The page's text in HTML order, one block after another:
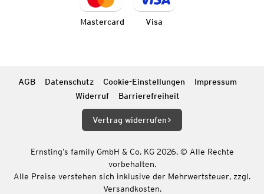
Mastercard Visa
AGB Datenschutz Cookie-Einstellungen
Impressum
Widerruf
Barrierefreiheit
Vertrag widerrufen
Ernsting’s family GmbH & Co. KG 2026. © Alle Rechte
vorbehalten.
Alle Preise verstehen sich inklusive der Mehrwertsteuer, zzgl.
Versandkosten.